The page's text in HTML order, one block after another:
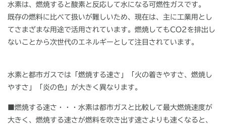
水素は、燃焼すると酸素と反応して水になる可燃性ガスです。
既存の燃料に比べて扱いが難しいため、現在は、主に工業用とし
てさまざまな用途で活用されています。燃焼してもCO2を排出し
ないことから次世代のエネルギーとして注目されています。
水素と都市ガスでは「燃焼する速さ」「火の着きやすさ、燃焼し
やすさ」「炎の色」が大きく異なります。
■燃焼する速さ・・・水素は都市ガスと比較して最大燃焼速度が
大きく、燃焼する速さが燃料を吹き出す速さよりも速くなると、